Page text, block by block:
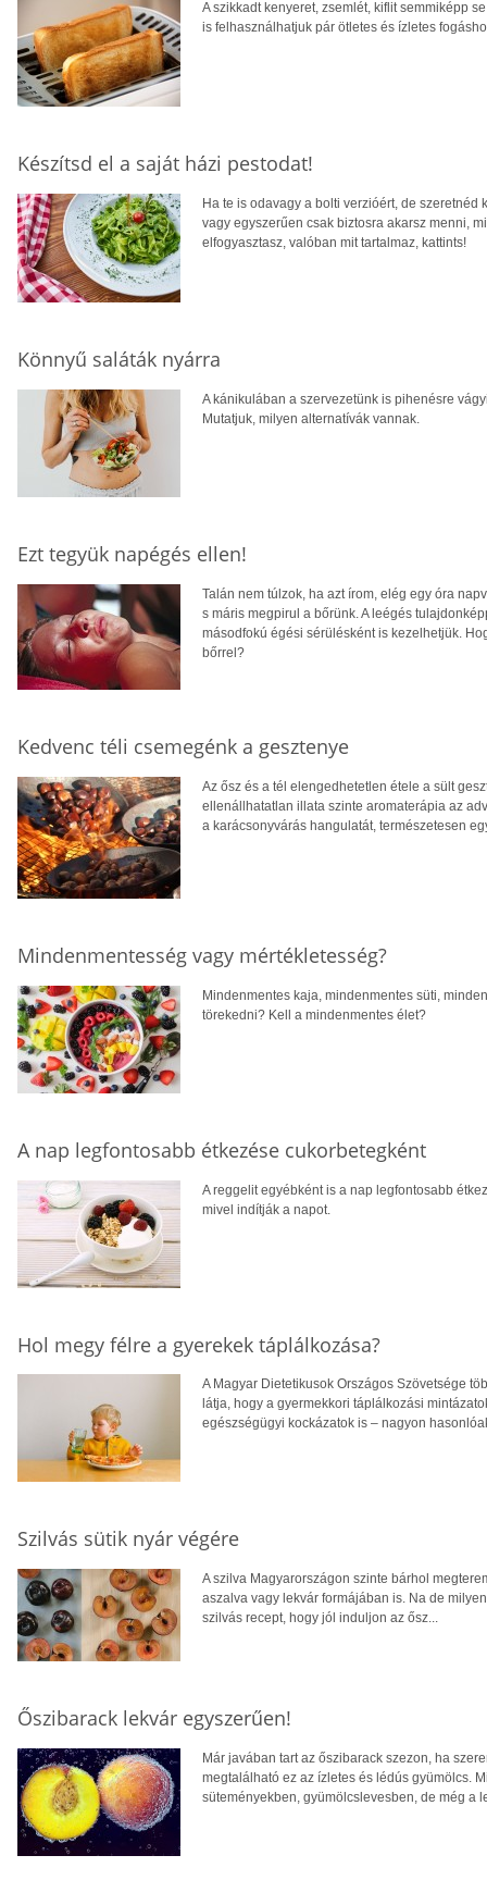
A szikkadt kenyeret, zsemlét, kiflit semmiképp
is felhasználhatjuk pár ötletes és ízletes
Készítsd el a saját házi pestodat!
Ha te is odavagy a bolti verzióért, de
vagy egyszerűen csak biztosra akarsz menni,
elfogyasztasz, valóban mit tartalmaz, kattints!
Könnyű saláták nyárra
A kánikulában a szervezetünk is pihenésre
Mutatjuk, milyen alternatívák vannak.
Ezt tegyük napégés ellen!
Talán nem túlzok, ha azt írom, elég egy óra
s máris megpirul a bőrünk. A leégés
másodfokú égési sérülésként is kezelhetjük.
bőrrel?
Kedvenc téli csemegénk a gesztenye
Az ősz és a tél elengedhetetlen étele a sült
ellenállhatatlan illata szinte aromaterápia az
a karácsonyvárás hangulatát, természetesen
Mindenmentesség vagy mértékletesség?
Mindenmentes kaja, mindenmentes süti,
törekedni? Kell a mindenmentes élet?
A nap legfontosabb étkezése cukorbetegként
A reggelit egyébként is a nap legfontosabb
mivel indítják a napot.
Hol megy félre a gyerekek táplálkozása?
A Magyar Dietetikusok Országos Szövetsége
látja, hogy a gyermekkori táplálkozási
egészségügyi kockázatok is – nagyon
Szilvás sütik nyár végére
A szilva Magyarországon szinte bárhol
aszalva vagy lekvár formájában is. Na de
szilvás recept, hogy jól induljon az ősz...
Őszibarack lekvár egyszerűen!
Már javában tart az őszibarack szezon, ha
megtalálható ez az ízletes és lédús gyümölcs.
süteményekben, gyümölcslevesben, de még a